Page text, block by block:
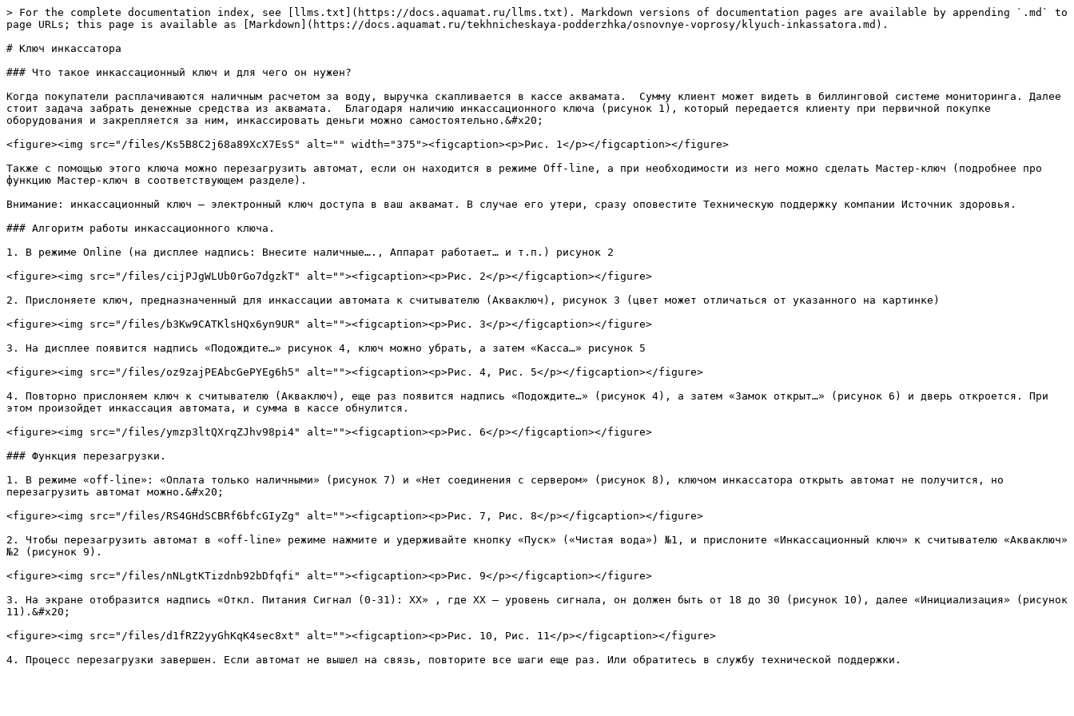
> For the complete documentation index, see [llms.txt](https://docs.aquamat.ru/llms.txt). Markdown versions of documentation pages are available by appending `.md` to
page URLs; this page is available as [Markdown](https://docs.aquamat.ru/tekhnicheskaya-podderzhka/osnovnye-voprosy/klyuch-inkassatora.md).
# Ключ инкассатора
### Что такое инкассационный ключ и для чего он нужен?
Когда покупатели расплачиваются наличным расчетом за воду, выручка скапливается в кассе аквамата.  Сумму клиент может видеть в биллинговой системе мониторинга. Далее
стоит задача забрать денежные средства из аквамата.  Благодаря наличию инкассационного ключа (рисунок 1), который передается клиенту при первичной покупке
оборудования и закрепляется за ним, инкассировать деньги можно самостоятельно.&#x20;
<figure><img src="/files/Ks5B8C2j68a89XcX7EsS" alt="" width="375"><figcaption><p>Рис. 1</p></figcaption></figure>
Также с помощью этого ключа можно перезагрузить автомат, если он находится в режиме Off-line, а при необходимости из него можно сделать Мастер-ключ (подробнее про
функцию Мастер-ключ в соответствующем разделе).
Внимание: инкассационный ключ – электронный ключ доступа в ваш аквамат. В случае его утери, сразу оповестите Техническую поддержку компании Источник здоровья.
### Алгоритм работы инкассационного ключа.
1. В режиме Online (на дисплее надпись: Внесите наличные…., Аппарат работает… и т.п.) рисунок 2
<figure><img src="/files/cijPJgWLUb0rGo7dgzkT" alt=""><figcaption><p>Рис. 2</p></figcaption></figure>
2. Прислоняете ключ, предназначенный для инкассации автомата к считывателю (Акваключ), рисунок 3 (цвет может отличаться от указанного на картинке)
<figure><img src="/files/b3Kw9CATKlsHQx6yn9UR" alt=""><figcaption><p>Рис. 3</p></figcaption></figure>
3. На дисплее появится надпись «Подождите…» рисунок 4, ключ можно убрать, а затем «Касса…» рисунок 5
<figure><img src="/files/oz9zajPEAbcGePYEg6h5" alt=""><figcaption><p>Рис. 4, Рис. 5</p></figcaption></figure>
4. Повторно прислоняем ключ к считывателю (Акваключ), еще раз появится надпись «Подождите…» (рисунок 4), а затем «Замок открыт…» (рисунок 6) и дверь откроется. При
этом произойдет инкассация автомата, и сумма в кассе обнулится.
<figure><img src="/files/ymzp3ltQXrqZJhv98pi4" alt=""><figcaption><p>Рис. 6</p></figcaption></figure>
### Функция перезагрузки.
1. В режиме «off-line»: «Оплата только наличными» (рисунок 7) и «Нет соединения с сервером» (рисунок 8), ключом инкассатора открыть автомат не получится, но
перезагрузить автомат можно.&#x20;
<figure><img src="/files/RS4GHdSCBRf6bfcGIyZg" alt=""><figcaption><p>Рис. 7, Рис. 8</p></figcaption></figure>
2. Чтобы перезагрузить автомат в «off-line» режиме нажмите и удерживайте кнопку «Пуск» («Чистая вода») №1, и прислоните «Инкассационный ключ» к считывателю «Акваключ»
№2 (рисунок 9).
<figure><img src="/files/nNLgtKTizdnb92bDfqfi" alt=""><figcaption><p>Рис. 9</p></figcaption></figure>
3. На экране отобразится надпись «Откл. Питания Сигнал (0-31): ХХ» , где ХХ – уровень сигнала, он должен быть от 18 до 30 (рисунок 10), далее «Инициализация» (рисунок
11).&#x20;
<figure><img src="/files/d1fRZ2yyGhKqK4sec8xt" alt=""><figcaption><p>Рис. 10, Рис. 11</p></figcaption></figure>